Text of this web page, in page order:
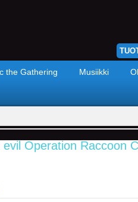
the Gathering Musiikki
evil Operation Raccoon